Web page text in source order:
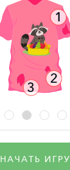
НАЧАТЬ ИГРУ